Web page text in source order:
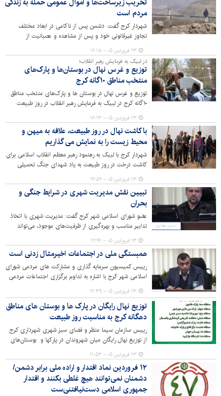
سوم پیوست.
مردم است
شهردار کرج گفت: دشمن پس از ناکامی در ابعاد مختلف
تجاوز غیرقانونی خود و پس از مشاهده و عصبانیت از
ایستادگی شجاعانه و دلیرانه مردم و نیروهای مسلح در برابر
زورگویی های آنها، اکنون شروع به تخریب اموال عمومی اعم
از زیرساخت ها و پل ها و کارخانجات صنعتی و دارویی و
مراکز علمی و اداری نموده است، مواردی که مصداق آشکار
جنایت جنگی بوده و حمله مستقیم به زندگی، رفاه و معیشت
مردم تلقی می شود.
۱۳ فروردین ۰۵ - ۱۶:۱۸
در لبیک به فرمایش رهبر انقلاب؛
توزیع و غرس نهال در بوستان‌ها و پارک‌های
منتخب مناطق ۱۰گانه کرج
توزیع و غرس نهال در بوستان ها و پارک‌های منتخب مناطق
۱۰گانه کرج در لبیک به فرمایش رهبر انقلاب در روز طبیعت
انجام شد.
۱۳ فروردین ۰۵ - ۱۶:۱۳
با کاشت نهال در روز طبیعت، علاقه به میهن و
محیط زیست را به نمایش می گذاریم
شهردار کرج با لبیک به رهنمود رهبر معظم انقلاب اسلامی برای
کاشت درخت در روز طبیعت به یاد شهدای جنگ تحمیلی
سوم، گفت: از آنجا که نهال های امروز به درختان مُثمِر فردا
تبدیل میشوند، این اقدام و حرکت مثبت نشان دهنده ی
امیدواری ما به فرداهای روشن و به ثمر نشستن مقاومت و
فداکاری و رشادت های سربازان و فرزندان وطن است که با
الطاف الهی، ایران نه تنها هرگز ویران دیده نخواهد شد، که روز
به‌ روز آبادتر و امن تر و پیشرفته تر عرض اندام می کند.
۱۳ فروردین ۰۵ - ۱۲:۵۲
تبیین نقش مدیریت شهری در شرایط جنگی و
بحران
عضو شورای اسلامی شهر کرج گفت: مدیریت شهری با اتخاذ
تدابیر مناسب و بهره‌گیری از ظرفیت‌های موجود، می‌تواند
نقشی تعیین‌کننده در حفظ جان و آرامش شهروندان در شرایط
بحرانی داشته باشد.
۱۳ فروردین ۰۵ - ۱۲:۴۱
همبستگی ملی در اجتماعات اخیرمثال زدنی است
رییس کمیسیون سرمایه گذاری و مشارکت های مردمی شورای
اسلامی شهر کرج با اشاره به تداوم برگزاری اجتماعات مردمی
در این شهر طی هفته‌های گذشته، این حضور مستمر را نشانه‌ای
از همبستگی اجتماعی و مشارکت آگاهانه شهروندان دانست.
۱۳ فروردین ۰۵ - ۱۲:۳۹
توزیع نهال رایگان در پارک ها و بوستان های مناطق
دهگانه کرج به مناسبت روز طبیعت
رییس سازمان سیما منظر و فضای سبز شهری شهرداری کرج
از توزیع نهال رایگان میان شهروندان در پارکها و بوستان‌های
منتخب مناطق دهگانه شهر کرج همزمان با روز طبیعت خبر داد
و گفت: این اقدام در راستای لبیک به فرمایش مقام معظم
رهبری مبنی بر توسعه درختکاری و با هدف ترویج فرهنگ
حفظ محیط زیست اجرایی می‌شود.
۱۳ فروردین ۰۵ - ۱۱:۵۳
۱۲ فروردین نماد اقتدار و اراده ملی برابر دشمن/
دشمنان نمی‌توانند هیچ غلطی بکنند و اقتدار
جمهوری اسلامی دست‌نیافتنی‌ست